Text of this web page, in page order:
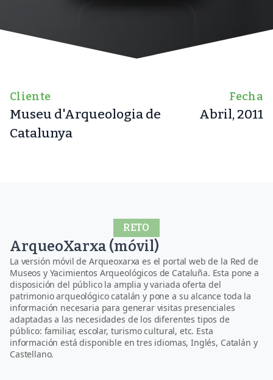
Contacto
Cliente
Museu d'Arqueologia de
Catalunya
Fecha
Abril, 2011
RETO
ArqueoXarxa (móvil)
La versión móvil de Arqueoxarxa es el portal web de la Red de
Museos y Yacimientos Arqueológicos de Cataluña. Esta pone a
disposición del público la amplia y variada oferta del
patrimonio arqueológico catalán y pone a su alcance toda la
información necesaria para generar visitas presenciales
adaptadas a las necesidades de los diferentes tipos de
público: familiar, escolar, turismo cultural, etc. Esta
información está disponible en tres idiomas, Inglés, Catalán y
Castellano.